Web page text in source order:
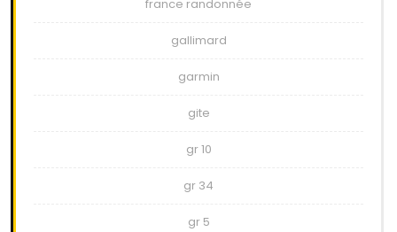
france randonnée
gallimard
garmin
gite
gr 10
gr 34
gr 5